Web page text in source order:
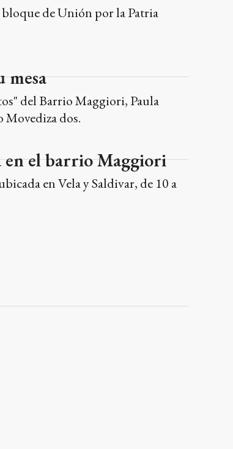
de Unión por la Patria
mesa
del Barrio Maggiori, Paula
Movediza dos.
el barrio Maggiori
en Vela y Saldivar, de 10 a
de tu Ciudad